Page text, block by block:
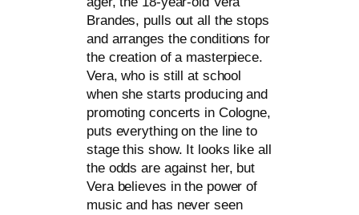
Brandes, pulls out all the stops
and arran­ges the con­di­ti­ons for
the crea­ti­on of a mas­ter­pie­ce.
Vera, who is still at school
when she starts pro­du­cing and
pro­mo­ting con­certs in Cologne,
puts ever­y­thing on the line to
stage this show. It looks like all
the odds are against her, but
Vera belie­ves in the power of
music and has never seen